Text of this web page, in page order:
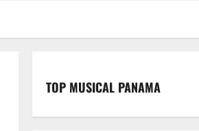
TOP MUSICAL PANAMA